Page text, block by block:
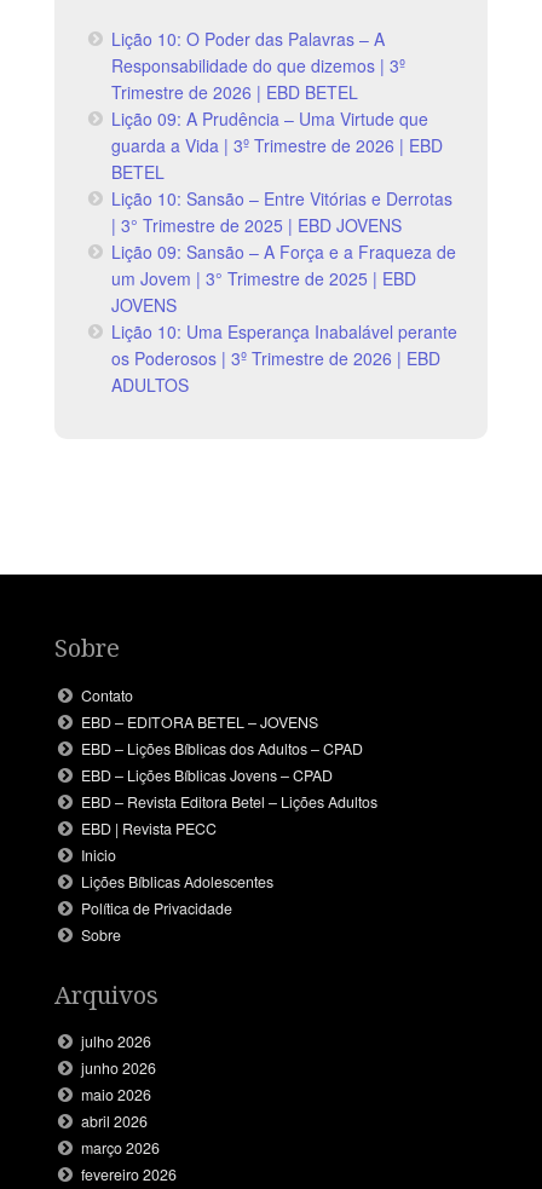
Lição 10: O Poder das Palavras – A
Responsabilidade do que dizemos | 3º
Trimestre de 2026 | EBD BETEL
Lição 09: A Prudência – Uma Virtude que
guarda a Vida | 3º Trimestre de 2026 | EBD
BETEL
Lição 10: Sansão – Entre Vitórias e Derrotas
| 3° Trimestre de 2025 | EBD JOVENS
Lição 09: Sansão – A Força e a Fraqueza de
um Jovem | 3° Trimestre de 2025 | EBD
JOVENS
Lição 10: Uma Esperança Inabalável perante
os Poderosos | 3º Trimestre de 2026 | EBD
ADULTOS
Sobre
Contato
EBD – EDITORA BETEL – JOVENS
EBD – Lições Bíblicas dos Adultos – CPAD
EBD – Lições Bíblicas Jovens – CPAD
EBD – Revista Editora Betel – Lições Adultos
EBD | Revista PECC
Inicio
Lições Bíblicas Adolescentes
Política de Privacidade
Sobre
Arquivos
julho 2026
junho 2026
maio 2026
abril 2026
março 2026
fevereiro 2026